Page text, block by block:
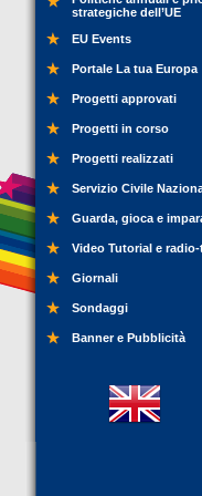
strategiche dell’UE
EU Events
Portale La tua Europa
Progetti approvati
Progetti in corso
Progetti realizzati
Servizio Civile
Guarda, gioca e
Video Tutorial e
Giornali
Sondaggi
Banner e Pubblicità